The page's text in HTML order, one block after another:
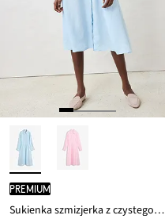
PREMIUM
Sukienka szmizjerka z czystego lnu